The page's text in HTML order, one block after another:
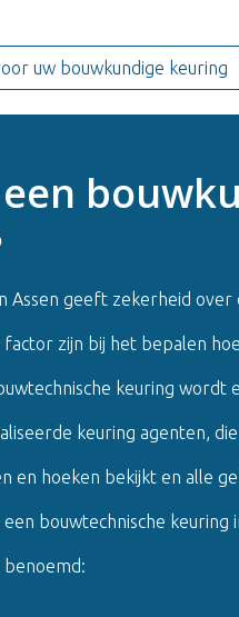
uw bouwkundige keuring
Assen geeft zekerheid over
zijn bij het bepalen
keuring
keuring agenten,
en hoeken bekijkt en alle
bouwtechnische keuring